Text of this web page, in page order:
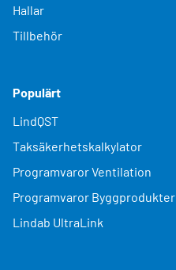
Hallar
Tillbehör
Populärt
LindQST
Taksäkerhetskalkylator
Programvaror Ventilation
Programvaror Byggprodukter
Lindab UltraLink